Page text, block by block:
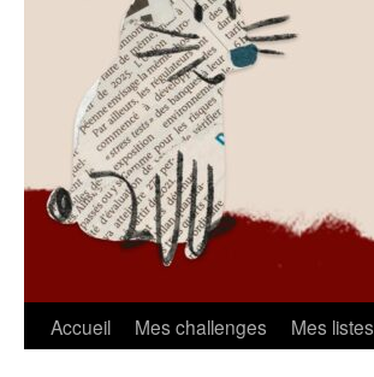
Aller
Accueil Mes challenges Mes listes